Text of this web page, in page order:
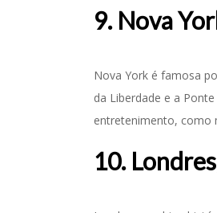
9. Nova
Nova York é famosa
da Liberdade e a
entretenimento, como
10.